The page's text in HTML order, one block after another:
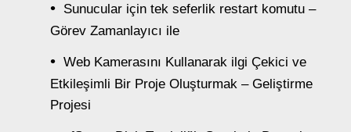
Sunucular için tek seferlik restart komutu –
Görev Zamanlayıcı ile
Web Kamerasını Kullanarak ilgi Çekici ve
Etkileşimli Bir Proje Oluşturmak – Geliştirme
Projesi